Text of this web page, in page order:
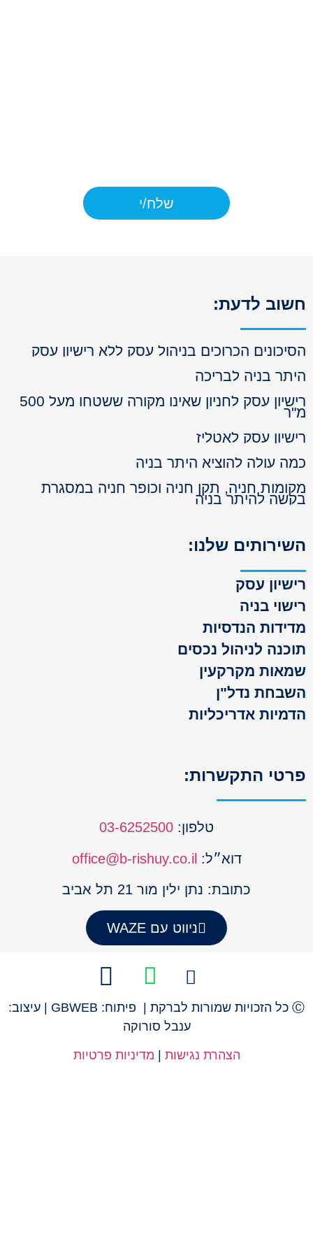
שלח/י
לדעת:
הכרוכים בניהול עסק ללא רישיון עסק
בניה לבריכה
רישיון עסק לחניון שאינו מקורה ששטחו מעל 500
עסק לאטליז
עולה להוציא היתר בניה
חניה, תקן חניה וכופר חניה במסגרת
להיתר בניה
שלנו:
עסק
בניה
הנדסיות
לניהול נכסים
מקרקעין
נדל"ן
אדריכליות
התקשרות:
טלפון:03-6252500
דוא״ל:office@b-rishuy.co.il
כתובת: נתן ילין מור 21 תל אביב
ניווט עם WAZE
Ⓒ כל הזכויות שמורות לברקת | פיתוח: GBWEB | עיצוב:
ענבל סורוקה
הצהרת נגישות|מדיניות פרטיות